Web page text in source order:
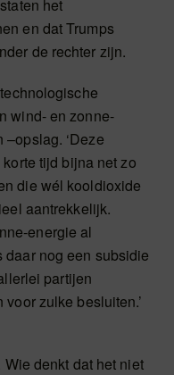
het
en dat Trumps
de rechter zijn.
wind- en zonne-
–opslag. ‘Deze
tijd bijna net zo
die wél kooldioxide
aantrekkelijk.
energie al
nog een subsidie
partijen
zulke besluiten.’
denkt dat het niet